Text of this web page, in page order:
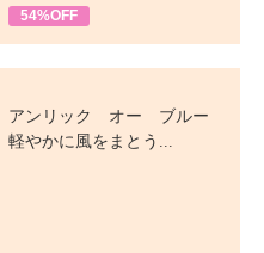
54%OFF
アンリック オー ブルー
軽やかに風をまとう...